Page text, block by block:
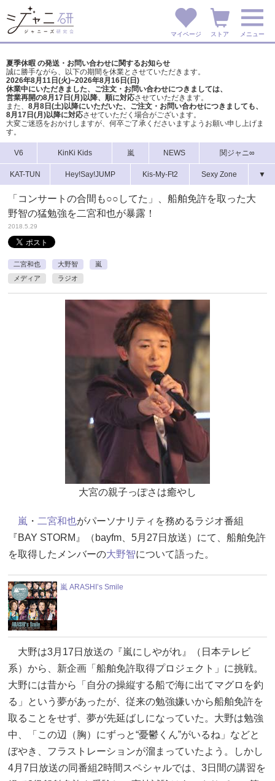
マイページ ストア メニュー
夏季休暇 の発送・お問い合わせに関するお知らせ
誠に勝手ながら、以下の期間を休業とさせていただきます。
2026年8月11日(火)~2026年8月16日(日)
休業中にいただきました、ご注文・お問い合わせにつきましては、
営業再開の8月17日(月)以降、順に対応させていただきます。
また、 8月8日(土)以降にいただいた、ご注文・ お問い合わせにつきましても、
8月17日(月)以降に対応させていただく場合がございます。
大変ご迷惑をおかけしますが、 何卒ご了承くださいますようお願い申し上げま
す。
V6 KinKi Kids 嵐 NEWS 関ジャニ∞
KAT-TUN Hey!Say!JUMP Kis-My-Ft2 Sexy Zone ▼
「コンサートの合間も○○してた」、船舶免許を取った大
野智の猛勉強を二宮和也が暴露！
2018.5.29
二宮和也 大野智
嵐
メディア
ラジオ
大宮の親子っぽさは癒やし
嵐 ・ 二宮和也がパーソナリティを務めるラジオ番組
『BAY STORM』（bayfm、5月27日放送）にて、船舶免許
を取得したメンバーの大野智について語った。
嵐 ARASHI’s Smile
大野は3月17日放送の『嵐にしやがれ』（日本テレビ
系）から、新企画「船舶免許取得プロジェクト」に挑戦。
大野には昔から「自分の操縦する船で海に出てマグロを釣
る」という夢があったが、従来の勉強嫌いから船舶免許を
取ることをせず、夢が先延ばしになっていた。大野は勉強
中、「この辺（胸）にずっと“憂鬱くん”がいるね」などと
ぼやき、フラストレーションが溜まっていたよう。しかし
4月7日放送の同番組2時間スペシャルでは、3日間の講習を